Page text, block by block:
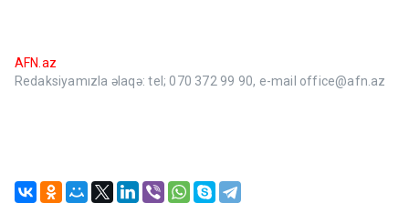
AFN.az
Redaksiyamızla əlaqə: tel; 070 372 99 90, e-mail office@afn.az